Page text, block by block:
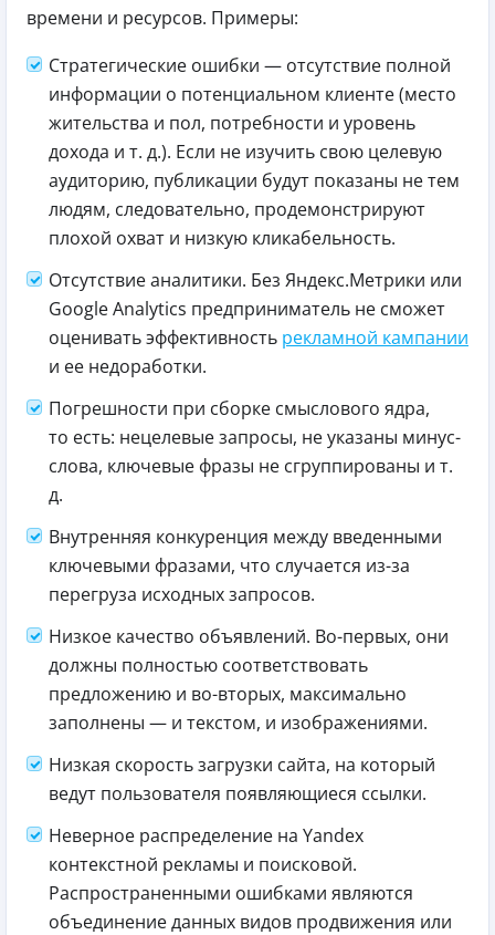
времени и ресурсов. Примеры:
Стратегические ошибки — отсутствие полной
информации о потенциальном клиенте (место
жительства и пол, потребности и уровень
дохода и т. д.). Если не изучить свою целевую
аудиторию, публикации будут показаны не тем
людям, следовательно, продемонстрируют
плохой охват и низкую кликабельность.
Отсутствие аналитики. Без Яндекс.Метрики или
Google Analytics предприниматель не сможет
оценивать эффективность рекламной кампании
и ее недоработки.
Погрешности при сборке смыслового ядра,
то есть: нецелевые запросы, не указаны минус-
слова, ключевые фразы не сгруппированы и т.
д.
Внутренняя конкуренция между введенными
ключевыми фразами, что случается из-за
перегруза исходных запросов.
Низкое качество объявлений. Во-первых, они
должны полностью соответствовать
предложению и во-вторых, максимально
заполнены — и текстом, и изображениями.
Низкая скорость загрузки сайта, на который
ведут пользователя появляющиеся ссылки.
Неверное распределение на Yandex
контекстной рекламы и поисковой.
Распространенными ошибками являются
объединение данных видов продвижения или